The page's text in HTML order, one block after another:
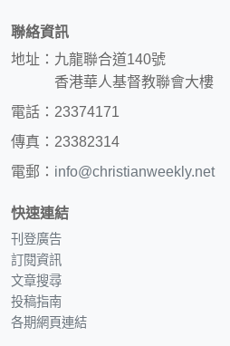
聯絡資訊
地址：九龍聯合道140號
香港華人基督教聯會大樓
電話：23374171
傳真：23382314
電郵： info@christianweekly.net
快速連結
刊登廣告
訂閱資訊
文章搜尋
投稿指南
各期網頁連結